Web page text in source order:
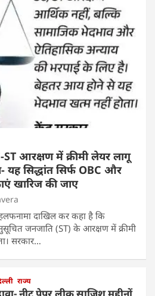
ST आरक्षण में क्रीमी लेयर लागू
यह सिद्धांत सिर्फ OBC और
खारिज की जाए
दाखिल कर कहा है कि
जनजाति (ST) के आरक्षण में क्रीमी
सरकार…
राज्य